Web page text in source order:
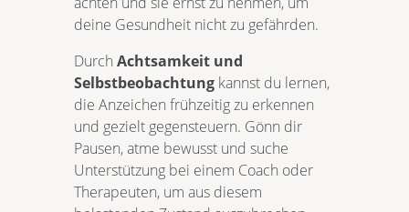
deine Gesundheit nicht zu gefährden.
Durch Achtsamkeit und
Selbstbeobachtungkannst du lernen,
die Anzeichen frühzeitig zu erkennen
und gezielt gegensteuern. Gönn dir
Pausen, atme bewusst und suche
Unterstützung bei einem Coach oder
Therapeuten, um aus diesem